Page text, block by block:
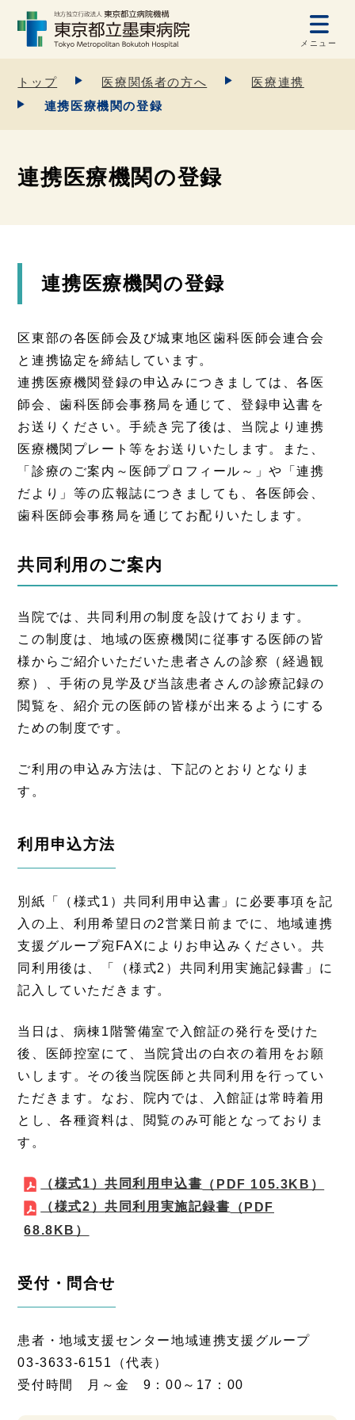
メニュー
トップ 医療関係者の方へ
医療連携
連携医療機関の登録
連携医療機関の登録
連携医療機関の登録
区東部の各医師会及び城東地区歯科医師会連合会
と連携協定を締結しています。
連携医療機関登録の申込みにつきましては、各医
師会、歯科医師会事務局を通じて、登録申込書を
お送りください。手続き完了後は、当院より連携
医療機関プレート等をお送りいたします。また、
「診療のご案内～医師プロフィール～」や「連携
だより」等の広報誌につきましても、各医師会、
歯科医師会事務局を通じてお配りいたします。
共同利用のご案内
当院では、共同利用の制度を設けております。
この制度は、地域の医療機関に従事する医師の皆
様からご紹介いただいた患者さんの診察（経過観
察）、手術の見学及び当該患者さんの診療記録の
閲覧を、紹介元の医師の皆様が出来るようにする
ための制度です。
ご利用の申込み方法は、下記のとおりとなりま
す。
利用申込方法
別紙「（様式1）共同利用申込書」に必要事項を記
入の上、利用希望日の2営業日前までに、地域連携
支援グループ宛FAXによりお申込みください。共
同利用後は、「（様式2）共同利用実施記録書」に
記入していただきます。
当日は、病棟1階警備室で入館証の発行を受けた
後、医師控室にて、当院貸出の白衣の着用をお願
いします。その後当院医師と共同利用を行ってい
ただきます。なお、院内では、入館証は常時着用
とし、各種資料は、閲覧のみ可能となっておりま
す。
（様式1）共同利用申込書 （PDF 105.3KB）
（様式2）共同利用実施記録書 （PDF
68.8KB）
受付・問合せ
患者・地域支援センター地域連携支援グループ
03-3633-6151（代表）
受付時間 月～金 9：00～17：00